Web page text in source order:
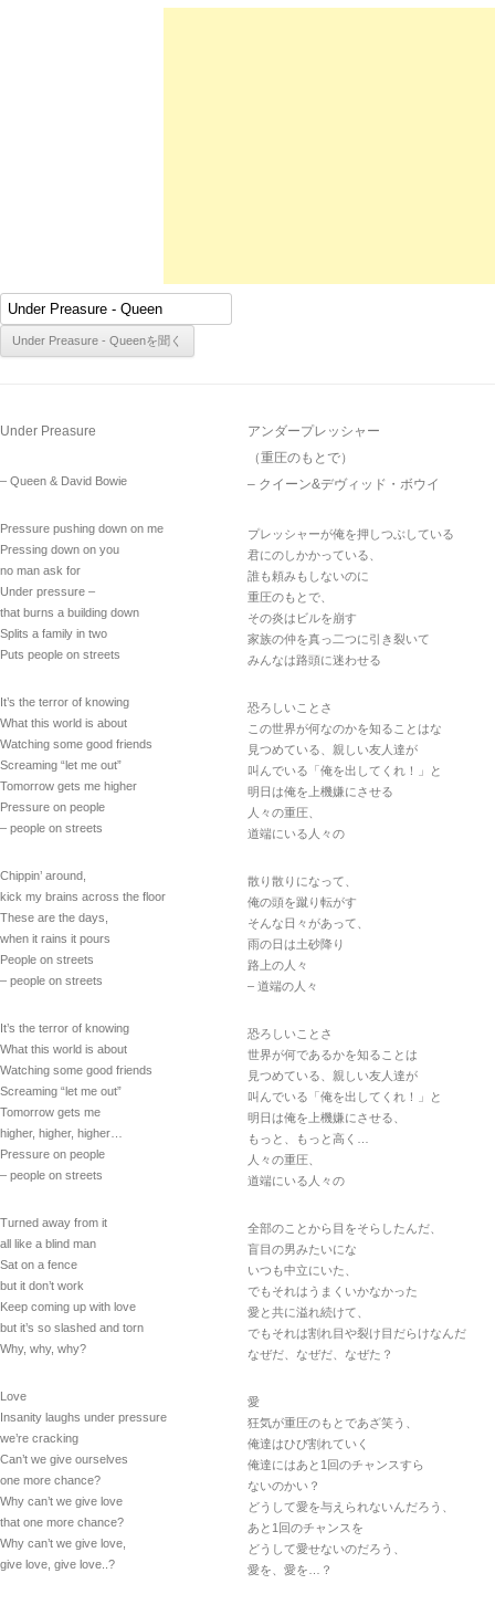
Under Preasure
– Queen & David Bowie
Pressure pushing down on me
Pressing down on you
no man ask for
Under pressure –
that burns a building down
Splits a family in two
Puts people on streets
It’s the terror of knowing
What this world is about
Watching some good friends
Screaming “let me out”
Tomorrow gets me higher
Pressure on people
– people on streets
Chippin’ around,
kick my brains across the floor
These are the days,
when it rains it pours
People on streets
– people on streets
It’s the terror of knowing
What this world is about
Watching some good friends
Screaming “let me out”
Tomorrow gets me
higher, higher, higher…
Pressure on people
– people on streets
Turned away from it
all like a blind man
Sat on a fence
but it don’t work
Keep coming up with love
but it’s so slashed and torn
Why, why, why?
Love
Insanity laughs under pressure
we’re cracking
Can’t we give ourselves
one more chance?
Why can’t we give love
that one more chance?
Why can’t we give love,
give love, give love..?
アンダープレッシャー
（重圧のもとで）
– クイーン&デヴィッド・ボウイ
プレッシャーが俺を押しつぶしている
君にのしかかっている、
誰も頼みもしないのに
重圧のもとで、
その炎はビルを崩す
家族の仲を真っ二つに引き裂いて
みんなは路頭に迷わせる
恐ろしいことさ
この世界が何なのかを知ることはな
見つめている、親しい友人達が
叫んでいる「俺を出してくれ！」と
明日は俺を上機嫌にさせる
人々の重圧、
道端にいる人々の
散り散りになって、
俺の頭を蹴り転がす
そんな日々があって、
雨の日は土砂降り
路上の人々
– 道端の人々
恐ろしいことさ
世界が何であるかを知ることは
見つめている、親しい友人達が
叫んでいる「俺を出してくれ！」と
明日は俺を上機嫌にさせる、
もっと、もっと高く…
人々の重圧、
道端にいる人々の
全部のことから目をそらしたんだ、
盲目の男みたいにな
いつも中立にいた、
でもそれはうまくいかなかった
愛と共に溢れ続けて、
でもそれは割れ目や裂け目だらけなんだ
なぜだ、なぜだ、なぜた？
愛
狂気が重圧のもとであざ笑う、
俺達はひび割れていく
俺達にはあと1回のチャンスすら
ないのかい？
どうして愛を与えられないんだろう、
あと1回のチャンスを
どうして愛せないのだろう、
愛を、愛を…？